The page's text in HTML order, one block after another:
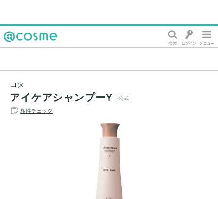
コタ
アイケアシャンプーY 公式
相性チェック